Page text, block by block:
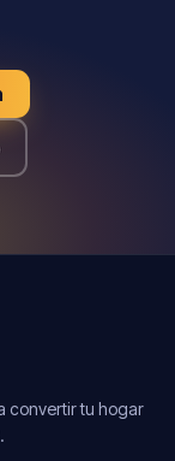
convertir tu hogar